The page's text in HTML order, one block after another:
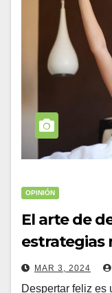
OPINIÓN
El arte de
estrategias
MAR 3, 2024
Despertar feliz es